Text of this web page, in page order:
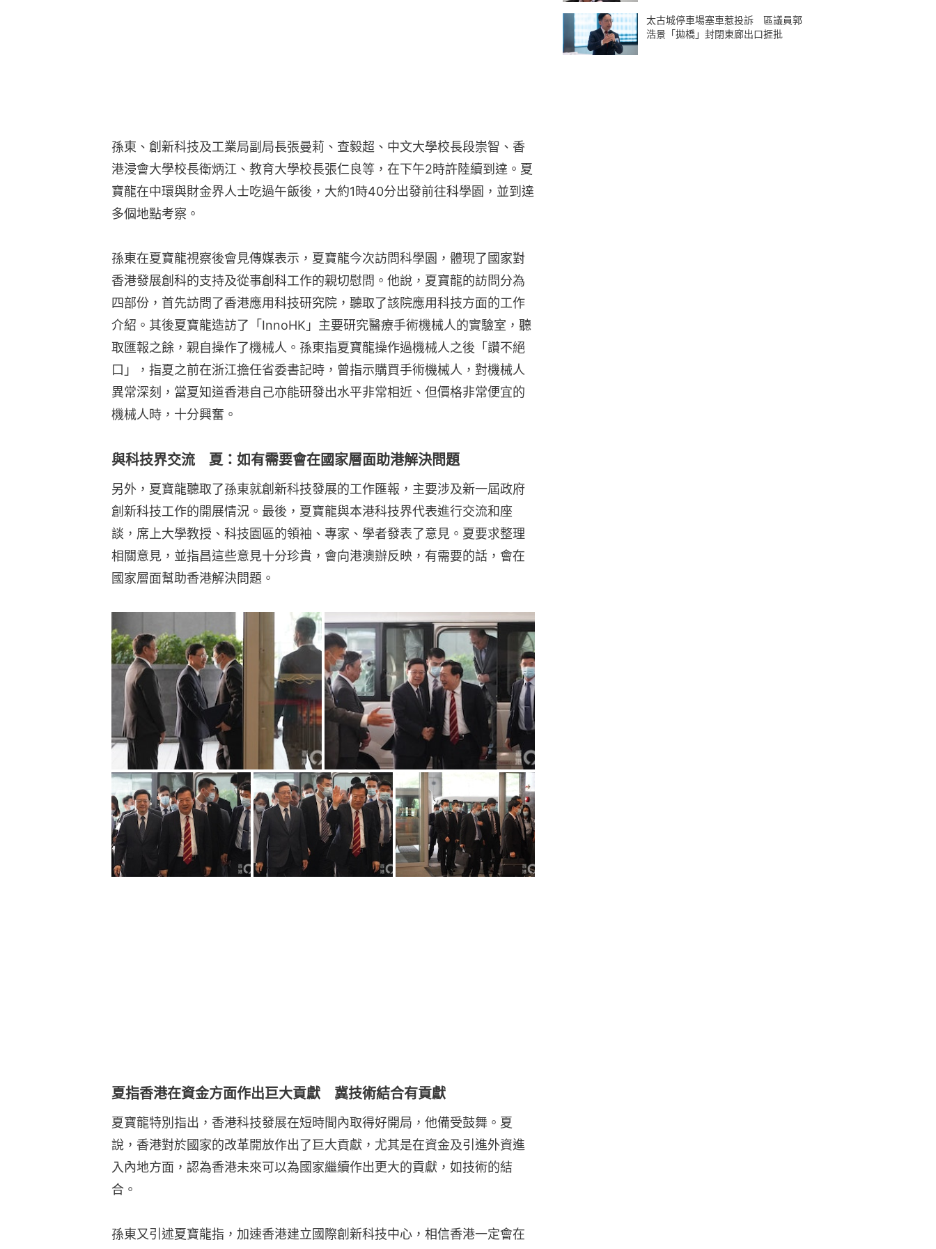
孫東、創新科技及工業局副局長張曼莉、查毅超、中文大學校長段崇智、香
港浸會大學校長衛炳江、教育大學校長張仁良等，在下午2時許陸續到達。夏
寶龍在中環與財金界人士吃過午飯後，大約1時40分出發前往科學園，並到達
多個地點考察。
孫東在夏寶龍視察後會見傳媒表示，夏寶龍今次訪問科學園，體現了國家對
香港發展創科的支持及從事創科工作的親切慰問。他說，夏寶龍的訪問分為
四部份，首先訪問了香港應用科技研究院，聽取了該院應用科技方面的工作
介紹。其後夏寶龍造訪了「InnoHK」主要研究醫療手術機械人的實驗室，聽
取匯報之餘，親自操作了機械人。孫東指夏寶龍操作過機械人之後「讚不絕
口」，指夏之前在浙江擔任省委書記時，曾指示購買手術機械人，對機械人
異常深刻，當夏知道香港自己亦能研發出水平非常相近、但價格非常便宜的
機械人時，十分興奮。
與科技界交流 夏：如有需要會在國家層面助港解決問題
另外，夏寶龍聽取了孫東就創新科技發展的工作匯報，主要涉及新一屆政府
創新科技工作的開展情況。最後，夏寶龍與本港科技界代表進行交流和座
談，席上大學教授、科技園區的領袖、專家、學者發表了意見。夏要求整理
相關意見，並指昌這些意見十分珍貴，會向港澳辦反映，有需要的話，會在
國家層面幫助香港解決問題。
不久的將來，建立成功的國際創新科技中心。孫東認為，香港需要增強自身
的創新科技實力，需要有強大的科技平台、網絡平台，建立強大的科技人才
隊伍，才能夠在國際平台上增加話語權，許多問題自然迎刃而解。
夏寶龍和李家超約在下午4時45分離開科學園前往科技大學，教育局局長蔡
若蓮在同一時間到達科大，5時過後與科大校長葉玉如迎接夏寶龍進入校園。
及先進顯示與光電子技術國家重點實驗室，傍晚約6時半離開。
太古城停車場塞車惹投訴 區議員郭
浩景「拋橋」封閉東廊出口捱批